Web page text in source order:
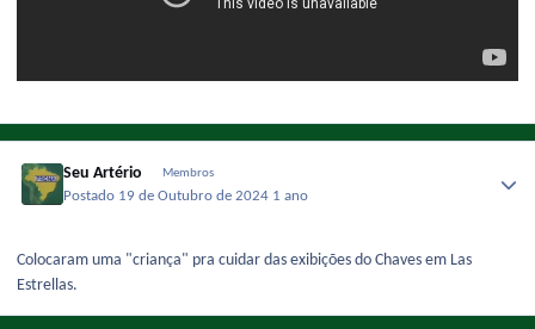
Seu Artério Membros
Postado 19 de Outubro de 2024 1 ano
Colocaram uma "criança" pra cuidar das exibições do Chaves em Las
Estrellas.